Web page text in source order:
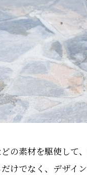
の素材を駆使して
けでなく、デザイ